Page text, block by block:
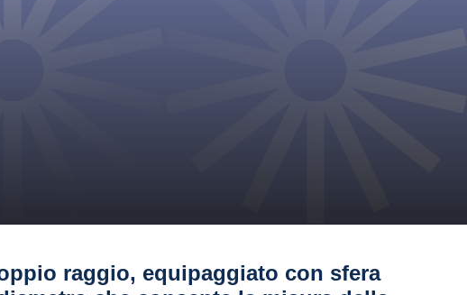
raggio, equipaggiato con sfera